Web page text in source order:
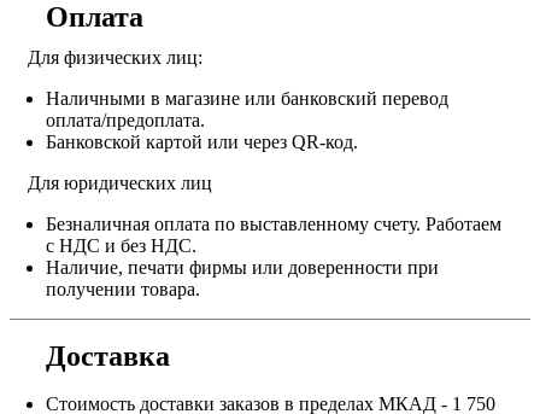
Оплата
Для физических лиц:
Наличными в магазине или банковский перевод
оплата/предоплата.
Банковской картой или через QR-код.
Для юридических лиц
Безналичная оплата по выставленному счету. Работаем
с НДС и без НДС.
Наличие, печати фирмы или доверенности при
получении товара.
Доставка
Стоимость доставки заказов в пределах МКАД - 1 750